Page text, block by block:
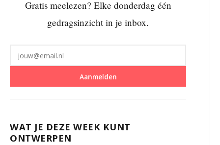
Gratis meelezen? Elke donderdag één
gedragsinzicht in je inbox.
Aanmelden
WAT JE DEZE WEEK KUNT
ONTWERPEN